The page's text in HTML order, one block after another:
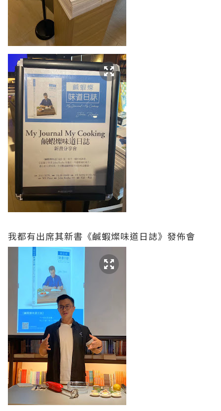
我都有出席其新書《鹹蝦燦味道日誌》發佈會